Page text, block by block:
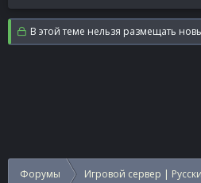
В этой теме нельзя размещать
Форумы Игровой сервер |